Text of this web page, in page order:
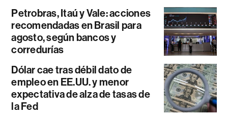
Petrobras, Itaú y Vale: acciones
recomendadas en Brasil para
agosto, según bancos y
corredurías
Dólar cae tras débil dato de
empleo en EE.UU. y menor
expectativa de alza de tasas de
la Fed